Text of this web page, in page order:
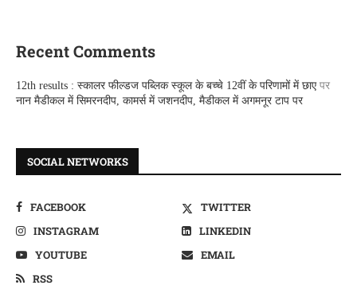
Recent Comments
12th results : स्कालर फील्डज पब्लिक स्कूल के बच्चे 12वीं के परिणामों में छाएपर
नान मैडीकल में सिमरनदीप, कामर्स में जशनदीप, मैडीकल में अगमनूर टाप पर
SOCIAL NETWORKS
FACEBOOK
TWITTER
INSTAGRAM
LINKEDIN
YOUTUBE
EMAIL
RSS